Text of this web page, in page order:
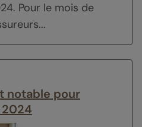
Pour le mois de
notable pour
2024